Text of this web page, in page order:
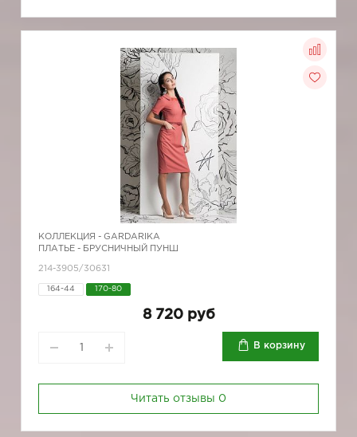
КОЛЛЕКЦИЯ - GARDARIKA
ПЛАТЬЕ - БРУСНИЧНЫЙ ПУНШ
214-3905/30631
164-44 170-80
8 720 руб
В корзину
Читать отзывы 0